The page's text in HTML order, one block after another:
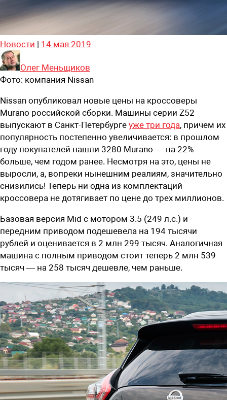
Новости | 14 мая 2019
Олег Меньщиков
Фото: компания Nissan
Nissan опубликовал новые цены на кроссоверы
Murano российской сборки. Машины серии Z52
выпускают в Санкт-Петербурге уже три года, причем их
популярность постепенно увеличивается: в прошлом
году покупателей нашли 3280 Murano — на 22%
больше, чем годом ранее. Несмотря на это, цены не
выросли, а, вопреки нынешним реалиям, значительно
снизились! Теперь ни одна из комплектаций
кроссовера не дотягивает по цене до трех миллионов.
Базовая версия Mid с мотором 3.5 (249 л.с.) и
передним приводом подешевела на 194 тысячи
рублей и оценивается в 2 млн 299 тысяч. Аналогичная
машина с полным приводом стоит теперь 2 млн 539
тысяч — на 258 тысяч дешевле, чем раньше.